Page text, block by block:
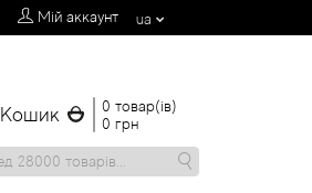
Мій аккаунт ua
Кошик
0 товар(ів)
0 грн